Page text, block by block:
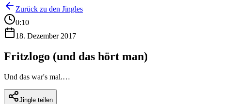
Zurück zu den Jingles
0:10
18. Dezember 2017
Fritzlogo (und das hört man)
Und das war's mal.…
Jingle teilen